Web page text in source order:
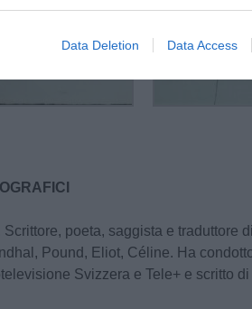
Data Deletion Data Access
poeta, saggista e traduttore di
Pound, Eliot, Céline. Ha
Svizzera e Tele+ e scritto di